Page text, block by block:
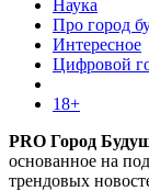
Наука
Про город
Интересное
Цифровой
18+
PRO Город
основанное на
трендовых